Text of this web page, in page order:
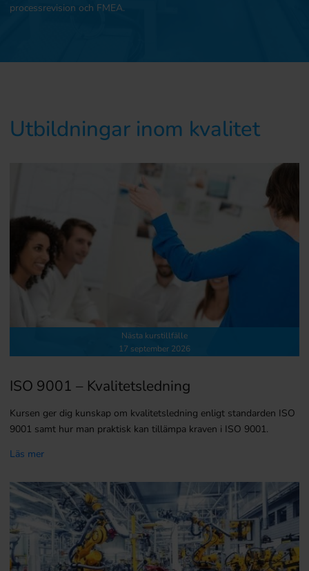
processrevision och FMEA.
Utbildningar inom kvalitet
Nästa kurstillfälle
17 september 2026
ISO 9001 – Kvalitetsledning
Kursen ger dig kunskap om kvalitetsledning enligt standarden ISO
9001 samt hur man praktisk kan tillämpa kraven i ISO 9001.
Läs mer